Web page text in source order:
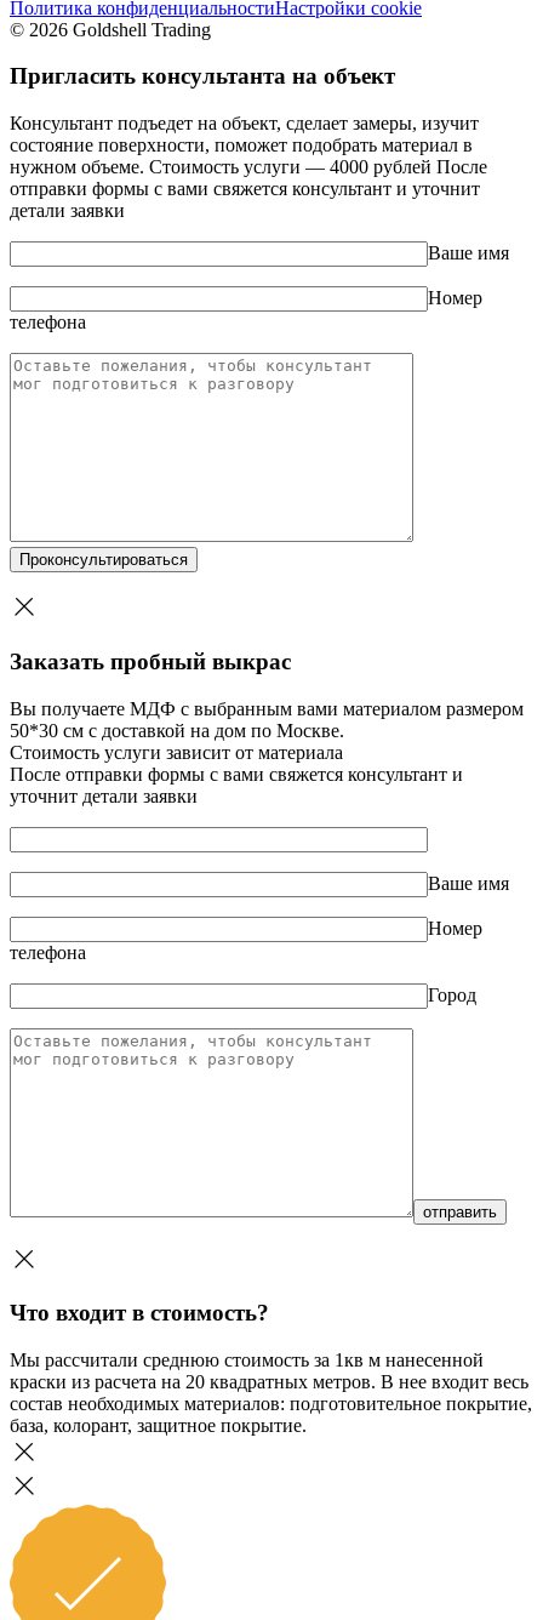
Политика конфиденциальностиНастройки cookie
© 2026 Goldshell Trading
Пригласить консультанта на объект
Консультант подъедет на объект, сделает замеры, изучит
состояние поверхности, поможет подобрать материал в
нужном объеме. Стоимость услуги — 4000 рублей После
отправки формы с вами свяжется консультант и уточнит
детали заявки
Ваше имя
Номер
телефона
Заказать пробный выкрас
Вы получаете МДФ с выбранным вами материалом размером
50*30 см с доставкой на дом по Москве.
Стоимость услуги зависит от материала
После отправки формы с вами свяжется консультант и
уточнит детали заявки
Ваше имя
Номер
телефона
Город
Что входит в стоимость?
Мы рассчитали среднюю стоимость за 1кв м нанесенной
краски из расчета на 20 квадратных метров. В нее входит весь
состав необходимых материалов: подготовительное покрытие,
база, колорант, защитное покрытие.